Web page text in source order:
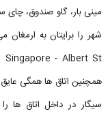
مینی بار، گاو صندوق، چای
همچنین اتاق ها همگی
سیگار در داخل اتاق ها